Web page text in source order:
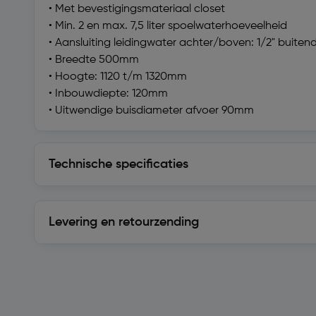
• Met bevestigingsmateriaal closet
• Min. 2 en max. 7,5 liter spoelwaterhoeveelheid
• Aansluiting leidingwater achter/boven: 1/2"
• Breedte 500mm
• Hoogte: 1120 t/m 1320mm
• Inbouwdiepte: 120mm
• Uitwendige buisdiameter afvoer 90mm
Technische specificaties
Levering en retourzending